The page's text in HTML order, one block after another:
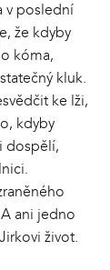
v poslední
že kdyby
kóma,
kluk.
ke lži,
kdyby
dospělí,
ani jedno
život.